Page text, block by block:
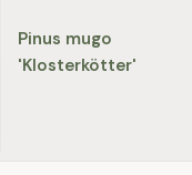
Pinus mugo
'Klosterkötter'